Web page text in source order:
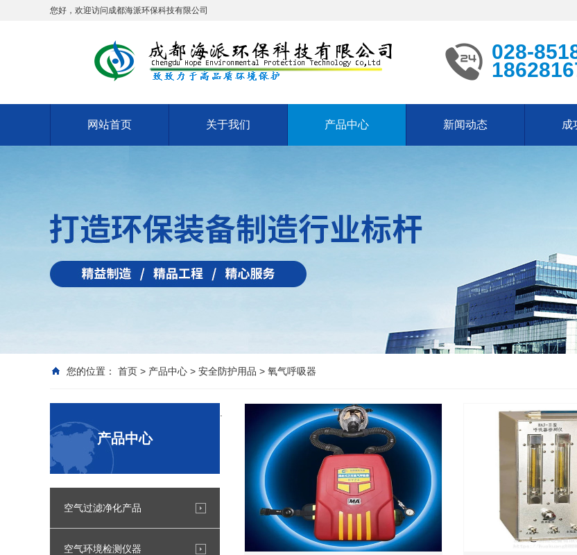
您好，欢迎访问成都海派环保科技有限公司
028-
网站首页 关于我们 产品中心 新闻动态 成
您的位置： 首页 > 产品中心 > 安全防护用品 > 氧气呼吸器
产品中心
空气过滤净化产品
空气环境检测仪器